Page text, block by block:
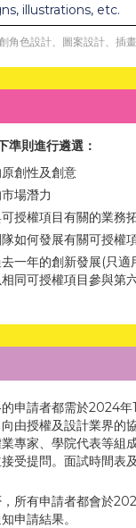
illustrations, etc.
角色設計、圖案設計、插畫
準則進行遴選：
創性及創意
場潛力
授權項目有關的業務
如何發展有關可授權
一年的創新發展(只適
同可授權項目參與第
申請者都需於2024年
由授權及設計業界的
專家、學院代表等組
受提問。面試時間表
所有申請者都會於
申請結果。